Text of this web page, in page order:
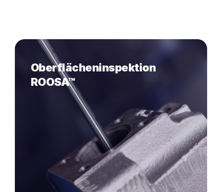
Oberflächeninspektion
ROOSA™